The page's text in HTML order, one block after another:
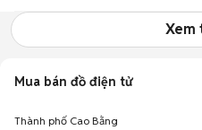
Tphcm)
Xem
Mua bán đồ điện tử
Thành phố Cao Bằng